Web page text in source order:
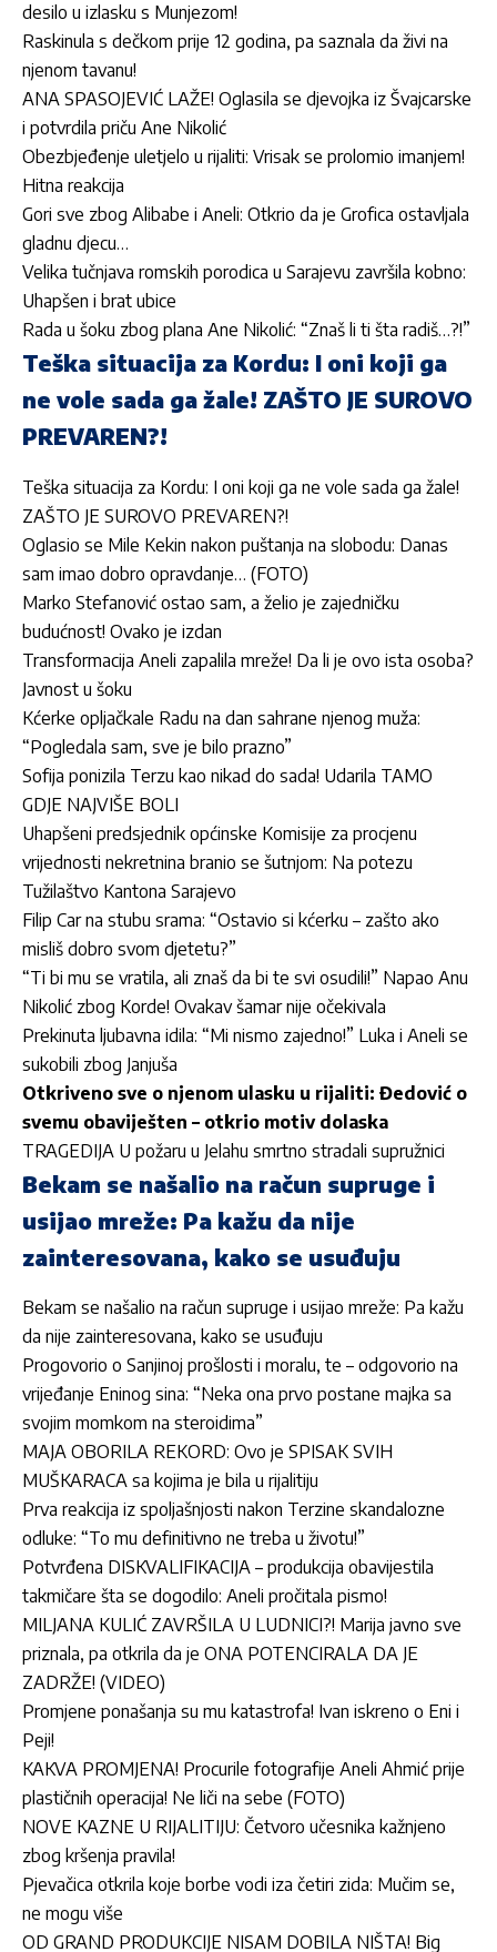
desilo u izlasku s Munjezom!
Raskinula s dečkom prije 12 godina, pa saznala da živi na
njenom tavanu!
ANA SPASOJEVIĆ LAŽE! Oglasila se djevojka iz Švajcarske
i potvrdila priču Ane Nikolić
Obezbjeđenje uletjelo u rijaliti: Vrisak se prolomio imanjem!
Hitna reakcija
Gori sve zbog Alibabe i Aneli: Otkrio da je Grofica ostavljala
gladnu djecu…
Velika tučnjava romskih porodica u Sarajevu završila kobno:
Uhapšen i brat ubice
Rada u šoku zbog plana Ane Nikolić: “Znaš li ti šta radiš…?!”
Teška situacija za Kordu: I oni koji ga
ne vole sada ga žale! ZAŠTO JE SUROVO
PREVAREN?!
Teška situacija za Kordu: I oni koji ga ne vole sada ga žale!
ZAŠTO JE SUROVO PREVAREN?!
Oglasio se Mile Kekin nakon puštanja na slobodu: Danas
sam imao dobro opravdanje… (FOTO)
Marko Stefanović ostao sam, a želio je zajedničku
budućnost! Ovako je izdan
Transformacija Aneli zapalila mreže! Da li je ovo ista osoba?
Javnost u šoku
Kćerke opljačkale Radu na dan sahrane njenog muža:
“Pogledala sam, sve je bilo prazno”
Sofija ponizila Terzu kao nikad do sada! Udarila TAMO
GDJE NAJVIŠE BOLI
Uhapšeni predsjednik općinske Komisije za procjenu
vrijednosti nekretnina branio se šutnjom: Na potezu
Tužilaštvo Kantona Sarajevo
Filip Car na stubu srama: “Ostavio si kćerku – zašto ako
misliš dobro svom djetetu?”
“Ti bi mu se vratila, ali znaš da bi te svi osudili!” Napao Anu
Nikolić zbog Korde! Ovakav šamar nije očekivala
Prekinuta ljubavna idila: “Mi nismo zajedno!” Luka i Aneli se
sukobili zbog Janjuša
Otkriveno sve o njenom ulasku u rijaliti: Đedović o
svemu obaviješten – otkrio motiv dolaska
TRAGEDIJA U požaru u Jelahu smrtno stradali supružnici
Bekam se našalio na račun supruge i
usijao mreže: Pa kažu da nije
zainteresovana, kako se usuđuju
Bekam se našalio na račun supruge i usijao mreže: Pa kažu
da nije zainteresovana, kako se usuđuju
Progovorio o Sanjinoj prošlosti i moralu, te – odgovorio na
vrijeđanje Eninog sina: “Neka ona prvo postane majka sa
svojim momkom na steroidima”
MAJA OBORILA REKORD: Ovo je SPISAK SVIH
MUŠKARACA sa kojima je bila u rijalitiju
Prva reakcija iz spoljašnjosti nakon Terzine skandalozne
odluke: “To mu definitivno ne treba u životu!”
Potvrđena DISKVALIFIKACIJA – produkcija obavijestila
takmičare šta se dogodilo: Aneli pročitala pismo!
MILJANA KULIĆ ZAVRŠILA U LUDNICI?! Marija javno sve
priznala, pa otkrila da je ONA POTENCIRALA DA JE
ZADRŽE! (VIDEO)
Promjene ponašanja su mu katastrofa! Ivan iskreno o Eni i
Peji!
KAKVA PROMJENA! Procurile fotografije Aneli Ahmić prije
plastičnih operacija! Ne liči na sebe (FOTO)
NOVE KAZNE U RIJALITIJU: Četvoro učesnika kažnjeno
zbog kršenja pravila!
Pjevačica otkrila koje borbe vodi iza četiri zida: Mučim se,
ne mogu više
OD GRAND PRODUKCIJE NISAM DOBILA NIŠTA! Big